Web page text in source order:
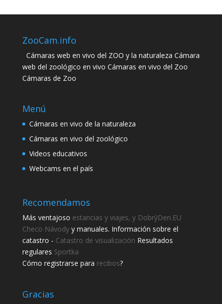
ZooCam.info
Cámaras web en vivo del ZOO y la naturaleza Cámara
web del zoológico en vivo Cámaras en vivo del Zoo
Cámaras de Zoo
Menú
Cámaras en vivo de la naturaleza
Cámaras en vivo del zoológico
Videos educativos
Webcams en el país
Recomendamos
Más ventajoso estancias y viajes, y DobrýDen.EU
Checo Návodyy manuales. Información sobre el
catastro - Catastro de visualización Resultados
regulares Sportka
Cómo registrarse para recibos?
Gracias
Comparte con amigos.